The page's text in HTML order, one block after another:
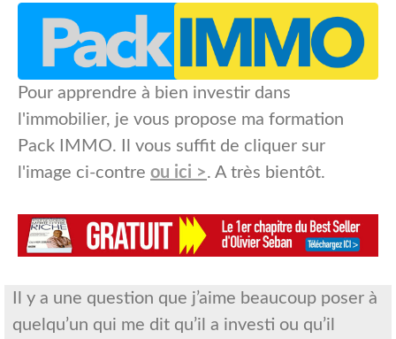
Pour apprendre à bien investir dans
l'immobilier, je vous propose ma formation
Pack IMMO. Il vous suffit de cliquer sur
l'image ci-contre ou ici >. A très bientôt.
Il y a une question que j’aime beaucoup poser à
quelqu’un qui me dit qu’il a investi ou qu’il